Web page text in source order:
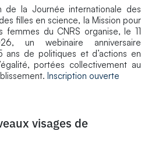
de la Journée internationale des
filles en science, la Mission pour
femmes du CNRS organise, le 11
un webinaire anniversaire
ans de politiques et d’actions en
portées collectivement au
Inscription ouverte
visages de